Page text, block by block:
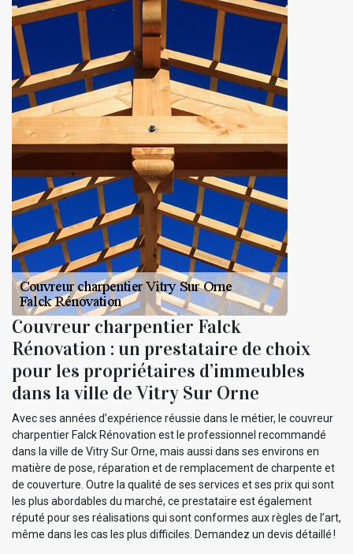
Couvreur charpentier Falck
Rénovation : un prestataire de choix
pour les propriétaires d’immeubles
dans la ville de Vitry Sur Orne
Avec ses années d’expérience réussie dans le métier, le couvreur
charpentier Falck Rénovation est le professionnel recommandé
dans la ville de Vitry Sur Orne, mais aussi dans ses environs en
matière de pose, réparation et de remplacement de charpente et
de couverture. Outre la qualité de ses services et ses prix qui sont
les plus abordables du marché, ce prestataire est également
réputé pour ses réalisations qui sont conformes aux règles de l’art,
même dans les cas les plus difficiles. Demandez un devis détaillé !